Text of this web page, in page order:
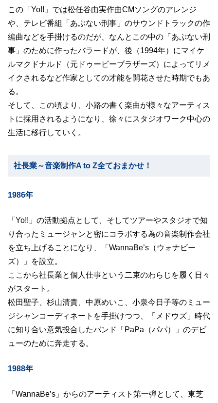
この「Yo!!」では松任谷由実作曲CMソングのアレンジ
や、テレビ番組「あぶない刑事」のサウンドトラックの作
編曲などを手掛けるのだが、なんとこの中の「あぶない刑
事」のために作ったバラードが、後（1994年）にマイケ
ルマクドナルド（元ドゥービーブラザーズ）によってリメ
イクされるなど作家としての才能を開花させた時期でもあ
る。
そして、この頃より、小路の書く楽曲が様々なアーティス
トに採用されるようになり、徐々にスタジオワーク中心の
生活に移行していく。
社長業～音楽制作A to Z全ておまかせ！
1986年
「Yo!!」の活動拠点として、そしてツアーやスタジオで知
り合ったミュージャンと密にコラボする為の音楽制作会社
を立ち上げることになり、「WannaBe’s（ウォナビー
ズ）」を設立。
ここから社長業と個人仕事という二束のわらじを履く日々
がスタート。
松田聖子、杉山清貴、中原めいこ、小泉今日子等のミュー
ジシャンコーディネートを手掛けつつ、「メドウズ」時代
に知り合い意気投合したバンド「PaPa（パパ）」のデビ
ューのために奔走する。
1988年
「WannaBe’s」からのアーティスト第一弾として、東芝